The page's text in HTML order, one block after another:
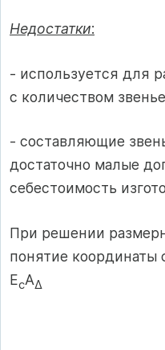
Недостатки:
- используется для
с количеством
- составляющие
достаточно малые
себестоимость
При решении
понятие координаты
ЕсА∆